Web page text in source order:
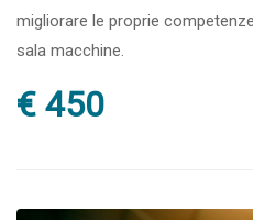
migliorare le proprie
sala macchine.
€ 450